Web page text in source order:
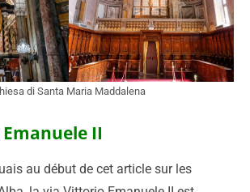
di Santa Maria Maddalena
II
au début de cet article sur les